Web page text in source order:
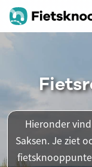
Hieronder
Saksen. Je ziet